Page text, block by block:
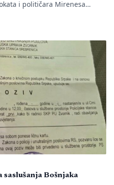
i političara Mirenesa
javnog targetiranja,
tajnicu Borku Rudić.
prijava i tužbi za klevetu
osoba […]
saslušanja Bošnjaka